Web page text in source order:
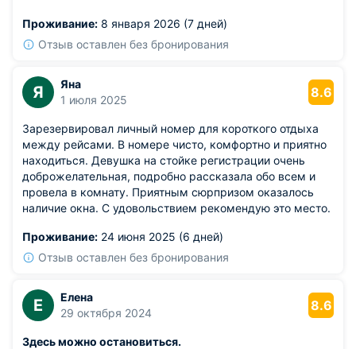
зарядить телефон. Но для бюджетного варианта —
вполне достойно.
Проживание: 8 января 2026 (7 дней)
Отзыв оставлен без бронирования
Я
Яна
1 июля 2025
8.6
Зарезервировал личный номер для короткого отдыха
между рейсами. В номере чисто, комфортно и приятно
находиться. Девушка на стойке регистрации очень
доброжелательная, подробно рассказала обо всем и
провела в комнату. Приятным сюрпризом оказалось
наличие окна. С удовольствием рекомендую это место.
Проживание: 24 июня 2025 (6 дней)
Отзыв оставлен без бронирования
Е
Елена
29 октября 2024
8.6
Здесь можно остановиться.